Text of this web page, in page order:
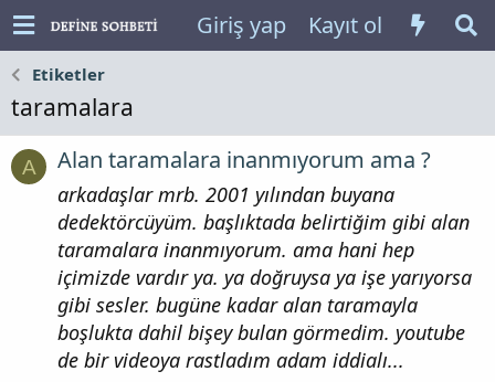
Giriş yap Kayıt ol
Etiketler
taramalara
A Alan taramalara inanmıyorum ama ?
arkadaşlar mrb. 2001 yılından buyana
dedektörcüyüm. başlıktada belirtiğim gibi alan
taramalara inanmıyorum. ama hani hep
içimizde vardır ya. ya doğruysa ya işe yarıyorsa
gibi sesler. bugüne kadar alan taramayla
boşlukta dahil bişey bulan görmedim. youtube
de bir videoya rastladım adam iddialı...